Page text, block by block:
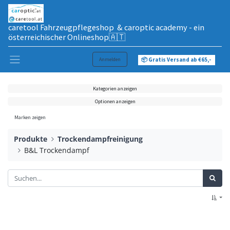
caretool Fahrzeugpflegeshop & caroptic academy - ein
österreichischer Onlineshop🇦🇹
Anmelden 📦 Gratis Versand ab €65,-
Kategorien anzeigen
Optionen anzeigen
Marken zeigen
Produkte
Trockendampfreinigung
B&L Trockendampf